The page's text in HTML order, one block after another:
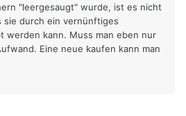
"leergesaugt" wurde, ist es nicht
sie durch ein vernünftiges
werden kann. Muss man eben nur
Eine neue kaufen kann man